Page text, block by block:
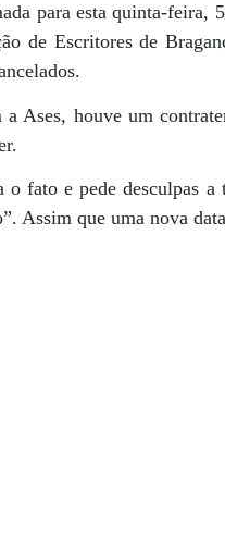
para esta quinta-feira,
de Escritores de
a Ases, houve um
o fato e pede desculpas
Assim que uma nova